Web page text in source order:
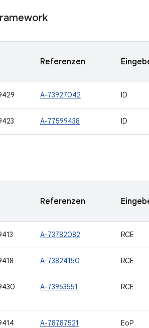
Referenzen
A-73927042 ID
A-77599438 ID
Referenzen
A-73782082 RCE
A-73824150 RCE
A-73963551 RCE
A-78787521 EoP